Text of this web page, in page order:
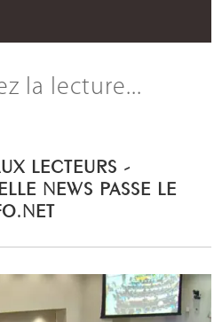
la lecture...
LECTEURS -
NEWS PASSE LE